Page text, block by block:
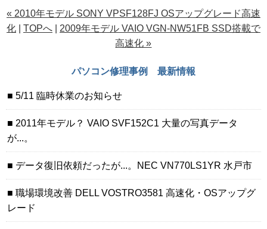
« 2010年モデル SONY VPSF128FJ OSアップグレード高速
化
TOPへ
2009年モデル VAIO VGN-NW51FB SSD搭載で
高速化 »
パソコン修理事例 最新情報
5/11 臨時休業のお知らせ
2011年モデル？ VAIO SVF152C1 大量の写真データ
が...。
データ復旧依頼だったが...。NEC VN770LS1YR 水戸市
職場環境改善 DELL VOSTRO3581 高速化・OSアップグ
レード